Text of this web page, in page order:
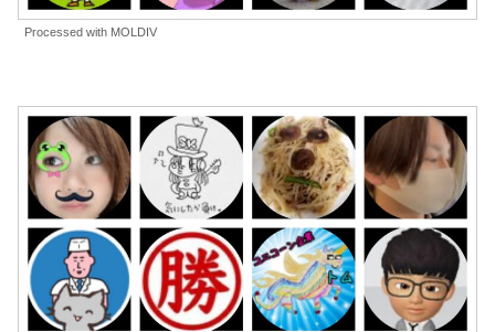
Processed with MOLDIV